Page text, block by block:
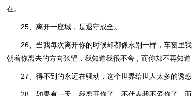
在。
25、离开一座城，是退守成全。
26、当我每次离开你的时候却都像永别一样，车窗里
朝着你离去的方向张望，我知道我很不舍，而你却不再知
27、得不到的永远在骚动，这个世界给世人太多的诱